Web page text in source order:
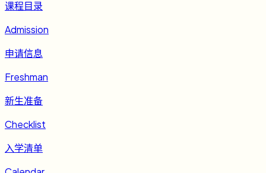
课程目录
Admission
申请信息
Freshman
新生准备
Checklist
入学清单